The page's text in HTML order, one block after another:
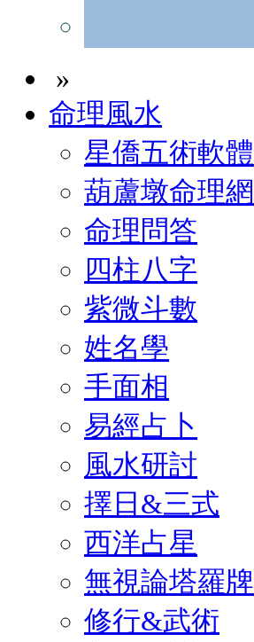
»
命理風水
星僑五術軟體
葫蘆墩命理網
命理問答
四柱八字
紫微斗數
姓名學
手面相
易經占卜
風水研討
擇日&三式
西洋占星
無視論塔羅牌
修行&武術